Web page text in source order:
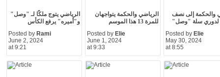
الرياضي يتوج ملكًا لـ "وصل"
و"أميره" يرفع الكأس
Posted by Rami
June 2, 2024
at 9:21
الرياضي والحكمة يتواجهان
للمرة 13 هذا الموسم
Posted by Elie
June 1, 2024
at 9:33
والحكمة إلى نصف
لدوري سلة "وصل"
Posted by Elie
May 30, 2024
at 8:55